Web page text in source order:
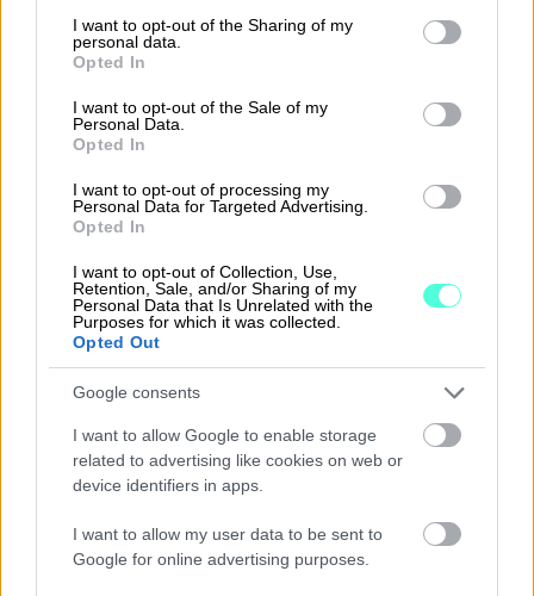
not limited to your visit or usage behaviour. You may click to
grant or deny consent to Google and its third-party tags to
use your data for below specified purposes in below Google
consent section.
I want to opt-out of the Sharing of my
personal data.
Opted In
I want to opt-out of the Sale of my
Personal Data.
Opted In
I want to opt-out of processing my
Personal Data for Targeted Advertising.
Opted In
I want to opt-out of Collection, Use,
Retention, Sale, and/or Sharing of my
Personal Data that Is Unrelated with the
Purposes for which it was collected.
Opted Out
Google consents
I want to allow Google to enable storage
related to advertising like cookies on web or
device identifiers in apps.
I want to allow my user data to be sent to
Google for online advertising purposes.
Halusin ratkaisun, jonka avulla voisin osittain
kustannuksissa.'
Yksinyrittäjä
Finago Procountor Solo